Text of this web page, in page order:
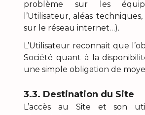
problème sur les
l’Utilisateur, aléas
sur le réseau internet…).
L’Utilisateur reconnait que
Société quant à la
une simple obligation de
3.3. Destination du Site
L’accès au Site et son